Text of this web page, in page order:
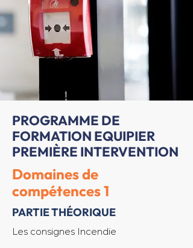
PROGRAMME DE
FORMATION EQUIPIER
PREMIÈRE INTERVENTION
Domaines de
compétences 1
PARTIE THÉORIQUE
Les consignes Incendie